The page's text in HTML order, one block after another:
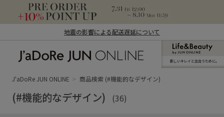
地震の影響による配送遅延について
ン オンライン）
新しいキレイと出合うために。
J'aDoRe JUN ONLINE 商品検索 (#機能的なデザイン)
(#機能的なデザイン) (36)